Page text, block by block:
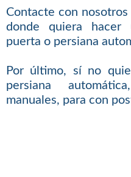
Contacte con
donde quiera hacer
puerta o persiana
Por último, sí no
persiana
manuales, para con